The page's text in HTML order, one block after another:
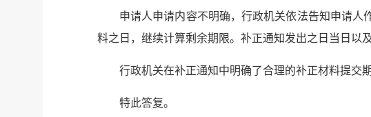
申请人申请内容不明确，行政机关依法告知申请
料之日，继续计算剩余期限。补正通知发出之日当日以
行政机关在补正通知中明确了合理的补正材料提交
特此答复。